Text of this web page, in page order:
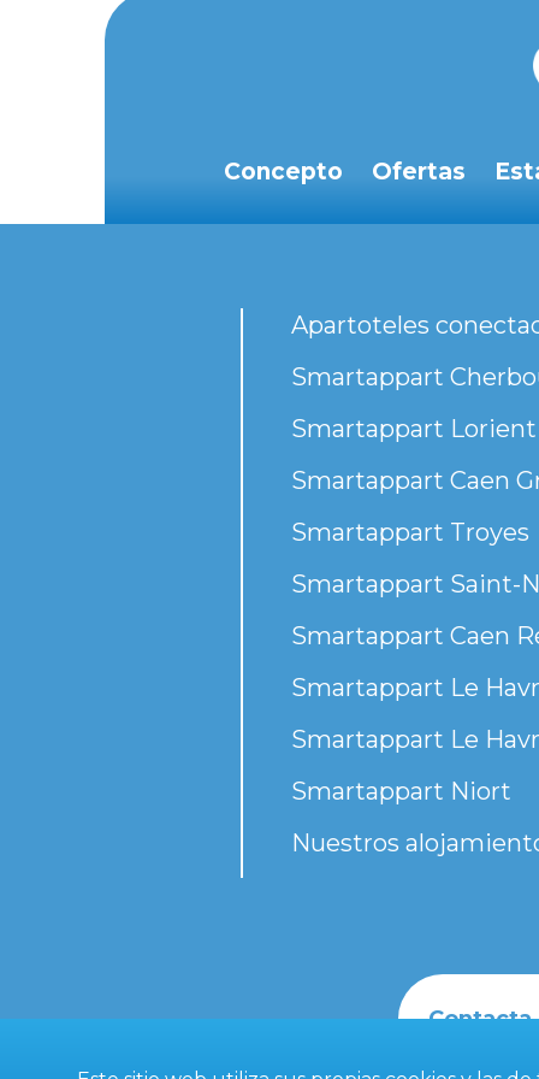
Concepto Ofertas
Apartoteles
Smartappart
Smartappart Lorient
Smartappart Caen
Smartappart Troyes
Smartappart Saint-
Smartappart Caen
Smartappart Le
Smartappart Le
Smartappart Niort
Nuestros
Contacta